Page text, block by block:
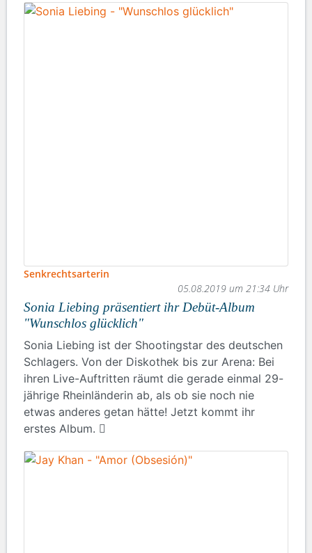
Senkrechtsarterin
05.08.2019 um 21:34 Uhr
Sonia Liebing präsentiert ihr Debüt-Album
"Wunschlos glücklich"
Sonia Liebing ist der Shootingstar des deutschen
Schlagers. Von der Diskothek bis zur Arena: Bei
ihren Live-Auftritten räumt die gerade einmal 29-
jährige Rheinländerin ab, als ob sie noch nie
etwas anderes getan hätte! Jetzt kommt ihr
erstes Album.